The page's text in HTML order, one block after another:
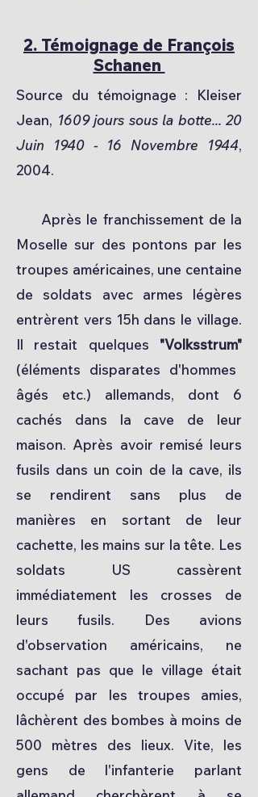
2. Témoignage de François
Schanen
Source du témoignage : Kleiser
Jean, 1609 jours sous la botte... 20
Juin 1940 - 16 Novembre 1944,
2004.
Après le franchissement de la
Moselle sur des pontons par les
troupes américaines, une centaine
de soldats avec armes légères
entrèrent vers 15h dans le village.
Il restait quelques "Volksstrum"
(éléments disparates d'hommes
âgés etc.) allemands, dont 6
cachés dans la cave de leur
maison. Après avoir remisé leurs
fusils dans un coin de la cave, ils
se rendirent sans plus de
manières en sortant de leur
cachette, les mains sur la tête. Les
soldats US cassèrent
immédiatement les crosses de
leurs fusils. Des avions
d'observation américains, ne
sachant pas que le village était
occupé par les troupes amies,
lâchèrent des bombes à moins de
500 mètres des lieux. Vite, les
gens de l'infanterie parlant